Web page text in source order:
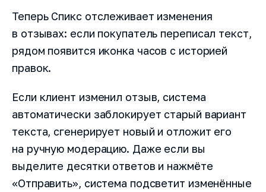
Теперь Спикс отслеживает изменения
в отзывах: если покупатель переписал текст,
рядом появится иконка часов с историей
правок.
Если клиент изменил отзыв, система
автоматически заблокирует старый вариант
текста, сгенерирует новый и отложит его
на ручную модерацию. Даже если вы
выделите десятки ответов и нажмёте
«Отправить», система подсветит изменённые